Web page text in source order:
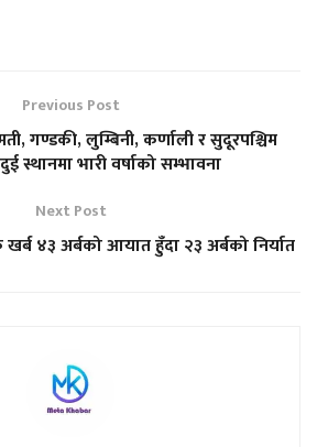
Previous Post
गण्डकी, लुम्बिनी, कर्णाली र सुदूरपश्चिम
स्थानमा भारी वर्षाको सम्भावना
Next Post
४३ अर्बको आयात हुँदा २३ अर्बको निर्यात